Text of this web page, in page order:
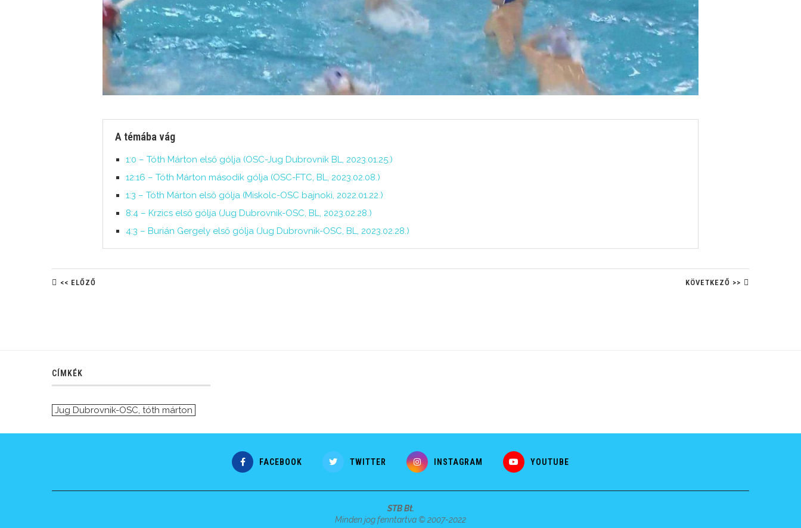
A témába vág
1:0 – Tóth Márton első gólja (OSC-Jug Dubrovnik BL, 2023.01.25.)
12:16 – Tóth Márton második gólja (OSC-FTC, BL, 2023.02.08.)
1:3 – Tóth Márton első gólja (Miskolc-OSC bajnoki, 2022.01.22.)
8:4 – Krzics első gólja (Jug Dubrovnik-OSC, BL, 2023.02.28.)
4:3 – Burián Gergely első gólja (Jug Dubrovnik-OSC, BL, 2023.02.28.)
<< ELŐZŐ KÖVETKEZŐ >>
CÍMKÉK
Jug Dubrovnik-OSC, tóth márton
FACEBOOK TWITTER INSTAGRAM YOUTUBE
STB Bt.
Minden jog fenntartva © 2007-2022